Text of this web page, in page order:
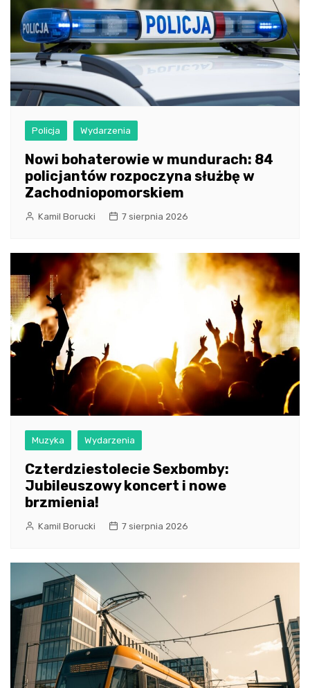
Policja Wydarzenia
Nowi bohaterowie w mundurach: 84
policjantów rozpoczyna służbę w
Zachodniopomorskiem
Kamil Borucki 7 sierpnia 2026
Muzyka Wydarzenia
Czterdziestolecie Sexbomby:
Jubileuszowy koncert i nowe
brzmienia!
Kamil Borucki 7 sierpnia 2026